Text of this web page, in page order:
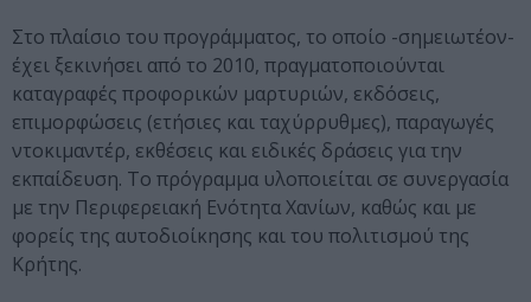
Στο πλαίσιο του προγράμματος, το οποίο -σημειωτέον-
έχει ξεκινήσει από το 2010, πραγματοποιούνται
καταγραφές προφορικών μαρτυριών, εκδόσεις,
επιμορφώσεις (ετήσιες και ταχύρρυθμες), παραγωγές
ντοκιμαντέρ, εκθέσεις και ειδικές δράσεις για την
εκπαίδευση. Το πρόγραμμα υλοποιείται σε συνεργασία
με την Περιφερειακή Ενότητα Χανίων, καθώς και με
φορείς της αυτοδιοίκησης και του πολιτισμού της
Κρήτης.